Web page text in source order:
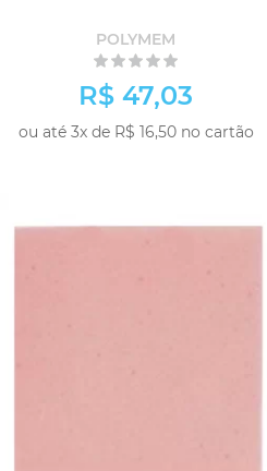
POLYMEM
R$ 47,03
ou até 3x de R$ 16,50 no cartão